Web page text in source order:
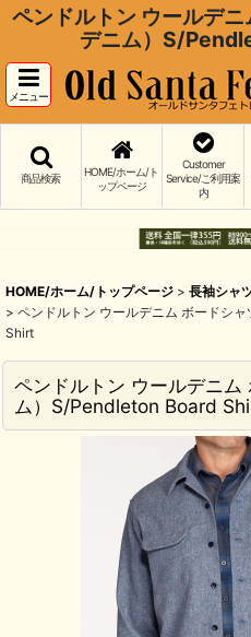
ペンドルトン ウールデ
デニム）S/
メニュー
商品検索
HOME/ホーム/ト
ップページ
Customer
Service/ご利用案
内
HOME/ホーム/トップページ > 長袖シャ
> ペンドルトン ウールデニム ボードシ
Shirt
ペンドルトン ウールデニム
ム）S/Pendleton Board